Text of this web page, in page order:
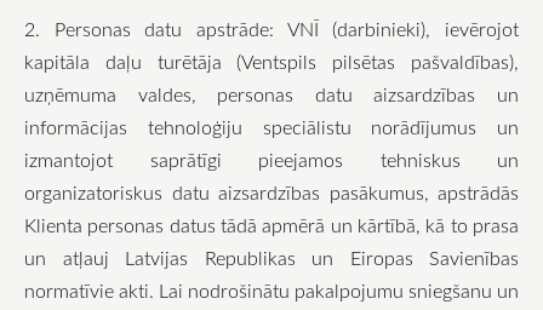
2. Personas datu apstrāde: VNĪ (darbinieki), ievērojot
kapitāla daļu turētāja (Ventspils pilsētas pašvaldības),
uzņēmuma valdes, personas datu aizsardzības un
informācijas tehnoloģiju speciālistu norādījumus un
izmantojot saprātīgi pieejamos tehniskus un
organizatoriskus datu aizsardzības pasākumus, apstrādās
Klienta personas datus tādā apmērā un kārtībā, kā to prasa
un atļauj Latvijas Republikas un Eiropas Savienības
normatīvie akti. Lai nodrošinātu pakalpojumu sniegšanu un